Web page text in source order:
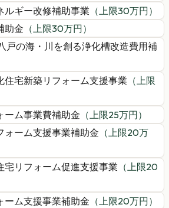
ルギー改修補助事業 （上限30万円）
助金 （上限30万円）
戸の海・川を創る浄化槽改造費用補
住宅新築リフォーム支援事業 （上限
ーム事業費補助金 （上限25万円）
ォーム支援事業補助金 （上限20万
宅リフォーム促進支援事業 （上限20
ーム支援事業補助金 （上限20万円）